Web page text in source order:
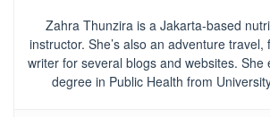
Zahra Thunzira is a Jakarta-based
instructor. She’s also an adventure
writer for several blogs and websites.
degree in Public Health from